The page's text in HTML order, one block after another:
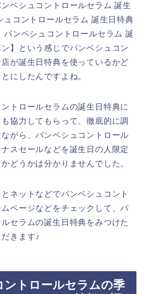
ベシュコントロールセラム 誕生
ュコントロールセラム 誕生日特典
パンベシュコントロールセラム 誕
】という感じでパンベシュコン
店が誕生日特典を使っているかど
にしたんですよね。
トロールセラムの誕生日特典に
協力してもらって、徹底的に調
がら、パンベシュコントロール
スセールなどを誕生日の人限定
どうかは分かりませんでした。
ネットなどでパンベシュコント
ページなどをチェックして、パ
セラムの誕生日特典をみつけた
きます♪
ントロールセラムの季